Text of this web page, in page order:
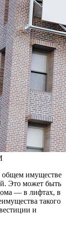
общем имуществе
Это может быть
— в лифтах, в
такого
и